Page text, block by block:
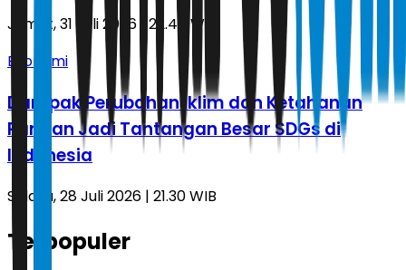
Jumat, 31 Juli 2026 | 22.47 WIB
Ekonomi
Dampak Perubahan Iklim dan Ketahanan
Pangan Jadi Tantangan Besar SDGs di
Indonesia
Selasa, 28 Juli 2026 | 21.30 WIB
Terpopuler